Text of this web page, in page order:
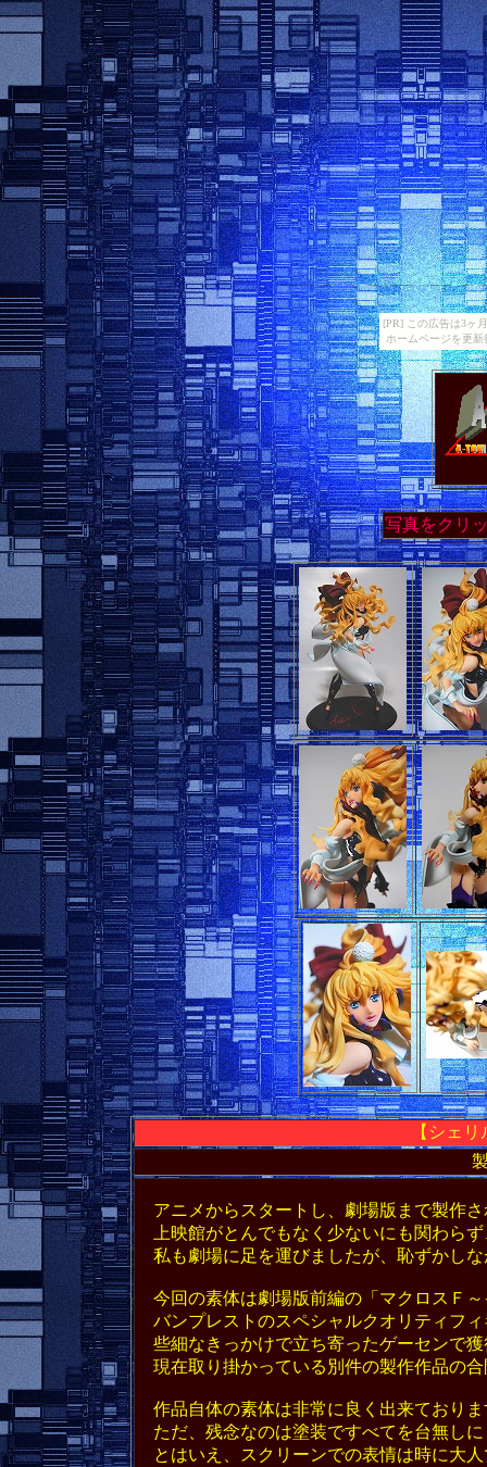
[PR] この広告は3ヶ
ホームページを更
写真をクリ
【 シェリ
アニメからスタートし、劇場版まで製作
上映館がとんでもなく少ないにも関わら
私も劇場に足を運びましたが、恥ずかし
今回の素体は劇場版前編の「マクロスＦ
バンプレストのスペシャルクオリティフ
些細なきっかけで立ち寄ったゲーセンで
現在取り掛かっている別件の製作作品の
作品自体の素体は非常に良く出来ておりま
ただ、残念なのは塗装ですべてを台無し
とはいえ、スクリーンでの表情は時に大